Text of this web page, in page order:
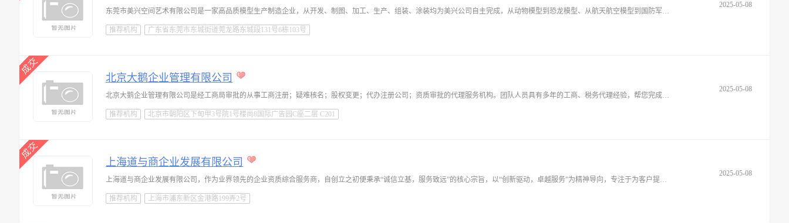
2025-05-08
东莞市美兴空间艺术有限公司是一家高品质模型生产制造企业，从开发、制图、加工、生产、组装、涂装均为美兴公司自主完成，从动物模型到恐龙模型、从航天航空模型到国防军事模型，美兴模型品质以图为鉴（美兴公司提供的所有模型产品影像图片均为实
推荐机构 广东省东莞市东城街道莞龙路东城段131号6栋103号
2025-05-08
北京大鹅企业管理有限公司
北京大鹅企业管理有限公司是经工商局审批的从事工商注册；疑难核名；股权变更；代办注册公司；资质审批的代理服务机构。团队人员具有多年的工商、税务代理经验，帮您完成“自己当老板”的梦想。为您提供一条安全、放心、成功之路的捷径。以“诚信、
推荐机构 北京市朝阳区下甸甲3号院1号楼尚8国际广告园C座二层 C201
2025-05-08
上海道与商企业发展有限公司
上海道与商企业发展有限公司，作为业界领先的企业资质综合服务商，自创立之初便秉承“诚信立基，服务致远”的核心宗旨，以“创新驱动，卓越服务”为精神导向，专注于为客户提供一站式、高品质的企业资质解决方案。我们开通了便捷的沟通渠道，客户仅需一
推荐机构 上海市浦东新区金港路199弄2号